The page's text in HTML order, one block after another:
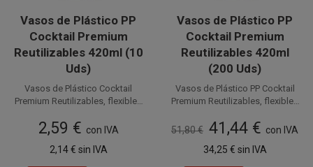
Vasos de Plástico PP
Cocktail Premium
Reutilizables 420ml (10
Uds)
Vasos de Plástico Cocktail
Premium Reutilizables, flexibles
con capacidad para 420 cc.
2,59 € con IVA
2,14 € sin IVA
Vasos de Plástico PP
Cocktail Premium
Reutilizables 420ml
(200 Uds)
Vasos de Plástico PP Cocktail
Premium Reutilizables, flexibles
con capacidad para 420 cc.
Plástico inyectado son ideales
51,80 € 41,44 € con IVA
34,25 € sin IVA